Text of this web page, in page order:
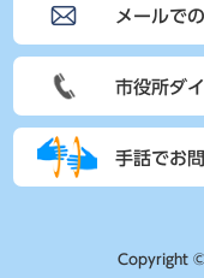
メールで
市役所ダ
手話でお
Copyright ©